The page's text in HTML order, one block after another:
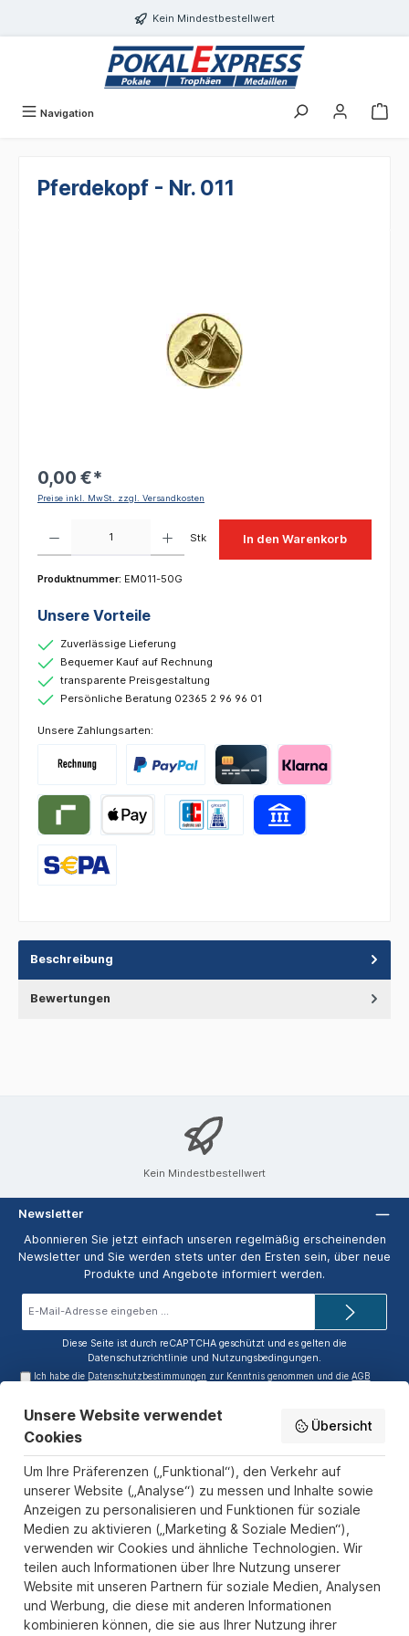
Kein Mindestbestellwert
Navigation
Pferdekopf - Nr. 011
0,00 €*
Preise inkl. MwSt. zzgl. Versandkosten
Stk In den Warenkorb
Produktnummer: EM011-50G
Unsere Vorteile
Zuverlässige Lieferung
Bequemer Kauf auf Rechnung
transparente Preisgestaltung
Persönliche Beratung 02365 2 96 96 01
Unsere Zahlungsarten:
Beschreibung
Bewertungen
Kein Mindestbestellwert
Newsletter
Abonnieren Sie jetzt einfach unseren regelmäßig erscheinenden
Newsletter und Sie werden stets unter den Ersten sein, über neue
Produkte und Angebote informiert werden.
Diese Seite ist durch reCAPTCHA geschützt und es gelten die
Datenschutzrichtlinie und Nutzungsbedingungen.
Ich habe die Datenschutzbestimmungen zur Kenntnis genommen und dieAGB
Service-Hotline
Informationen
Zahlungs- und Versandarten
Sicher Einkaufen
Über uns
Der Pokal & Vereinsbedarf Onlineshop PokalExpress in Marl ist
Ihr Spezialist für Pokale, Medaillen und Trophäen aus Glas und
Resin, mit einem Fokus auf Säulenpokalen. Unser herausragender
Kundenservice zeichnet sich durch Schnelligkeit und
Unsere Website verwendet
Cookies
Übersicht
Um Ihre Präferenzen („Funktional“), den Verkehr auf
unserer Website („Analyse“) zu messen und Inhalte sowie
Anzeigen zu personalisieren und Funktionen für soziale
Medien zu aktivieren („Marketing & Soziale Medien“),
verwenden wir Cookies und ähnliche Technologien. Wir
teilen auch Informationen über Ihre Nutzung unserer
Website mit unseren Partnern für soziale Medien, Analysen
und Werbung, die diese mit anderen Informationen
kombinieren können, die sie aus Ihrer Nutzung ihrer